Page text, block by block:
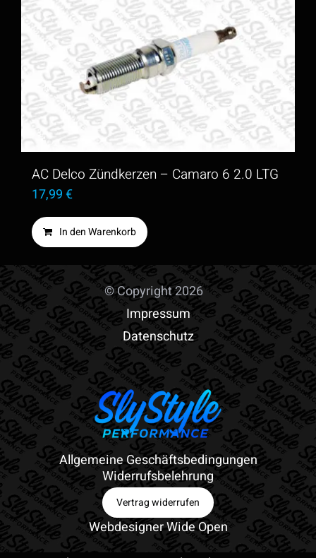
AC Delco Zündkerzen – Camaro 6 2.0 LTG
17,99€
In den Warenkorb
© Copyright 2026
Impressum
Datenschutz
Allgemeine Geschäftsbedingungen
Widerrufsbelehrung
Vertrag widerrufen
Webdesigner Wide Open